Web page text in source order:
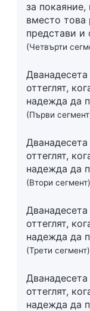
за покаяние,
вместо това
представи и
(Четвърти
оттеглят,
надежда да
(Първи
оттеглят,
надежда да
(Втори сегмент)
оттеглят,
надежда да
(Трети сегмент)
оттеглят,
надежда да